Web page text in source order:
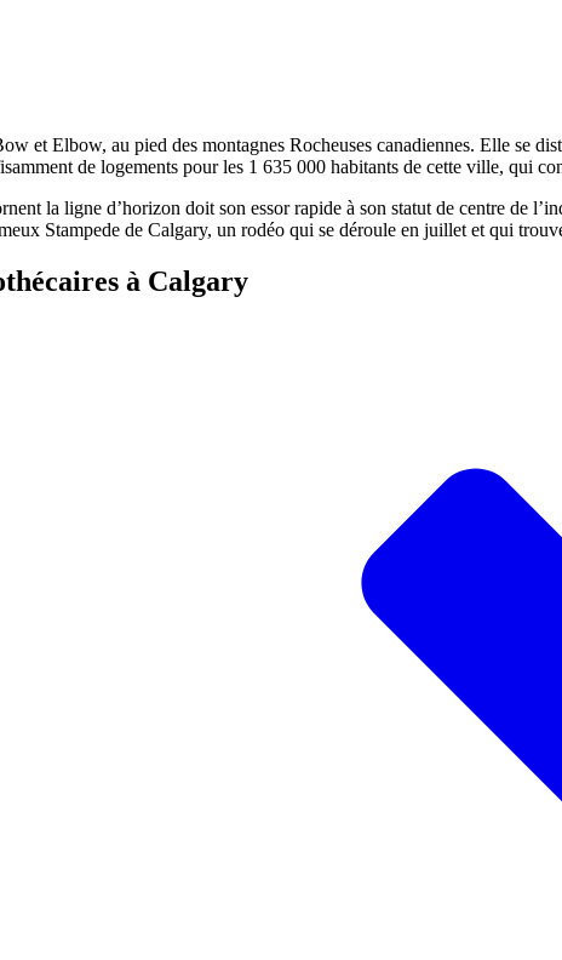
et Elbow, au pied des montagnes Rocheuses canadiennes. Elle se
de logements pour les 1 635 000 habitants de cette ville, qui
la ligne d’horizon doit son essor rapide à son statut de centre de
Stampede de Calgary, un rodéo qui se déroule en juillet et qui
à Calgary